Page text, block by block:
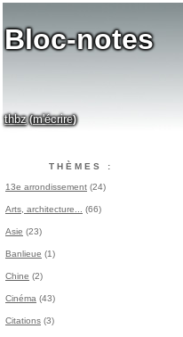
Bloc-notes
thbz(m'écrire)
THÈMES :
13e arrondissement (24)
Arts, architecture... (66)
Asie (23)
Banlieue (1)
Chine (2)
Cinéma (43)
Citations (3)